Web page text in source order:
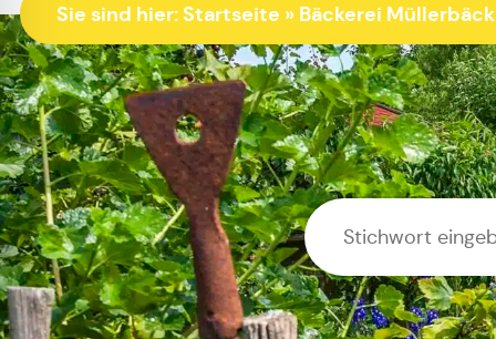
Sie sind hier:Startseite » Bäckerei Müllerbäck